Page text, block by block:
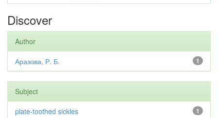
Discover
Author
1
Аразова, Р. Б.
Subject
1
plate-toothed sickles